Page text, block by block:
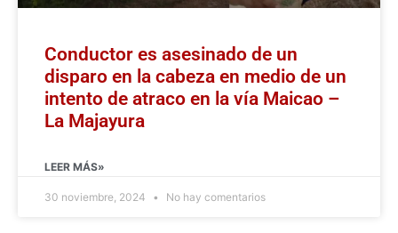
Conductor es asesinado de un
disparo en la cabeza en medio de un
intento de atraco en la vía Maicao –
La Majayura
LEER MÁS»
30 noviembre, 2024 No hay comentarios